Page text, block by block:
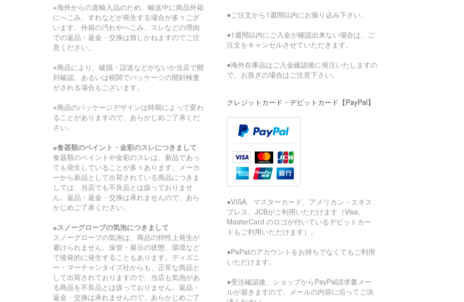
※海外からの直輸入品のため、輸送中に商品外箱
にへこみ、すれなどが発生する場合が多々ござ
います。外箱の汚れやへこみ、スレなどの理由
での返品・返金・交換は致しかねますのでご注
意ください。
※商品により、破損・誤送などがないか当店で開
封確認、あるいは税関でパッケージの開封検査
がされる場合もございます。
※商品のパッケージデザインは時期によって変わ
ることがありますので、あらかじめご了承くだ
さい。
※食器類のペイント・金彩のスレにつきまして
食器類のペイントや金彩のスレは、新品であっ
ても発生していることが多々あります。メーカ
ーから新品として出荷されている商品につきま
しては、当店でも不良品とは扱っておりませ
ん。返品・返金・交換は承れませんので、あら
かじめご了承ください。
※スノーグローブの気泡につきまして
スノーグローブの気泡は、商品の特性上発生が
避けられません、保管・展示の状態、環境など
で後発的に発生することもあります。ディズニ
ー・マーチャンタイズ社からも、正常な商品と
して出荷されておりますので、当店も気泡があ
る商品を不良品とは扱っておりません。返品・
返金・交換は承れませんので、あらかじめご了
●ご注文から1週間以内にお振り込み下さい。
●1週間以内にご入金が確認出来ない場合は、ご
注文をキャンセルさせていただきます。
●海外在庫品はご入金確認後に発注いたしますの
で、お急ぎの場合はご注意下さい。
クレジットカード・デビットカード【PayPal】
●VISA、マスターカード、アメリカン・エキス
プレス、JCBがご利用いただけます（Visa、
MasterCard のロゴが付いているデビットカー
ドもご利用いただけます）。
●PaPalのアカウントをお持ちでなくてもご利用
いただけます。
●受注確認後、ショップからPayPal請求書メー
ルが届きますので、メールの内容に沿ってご決